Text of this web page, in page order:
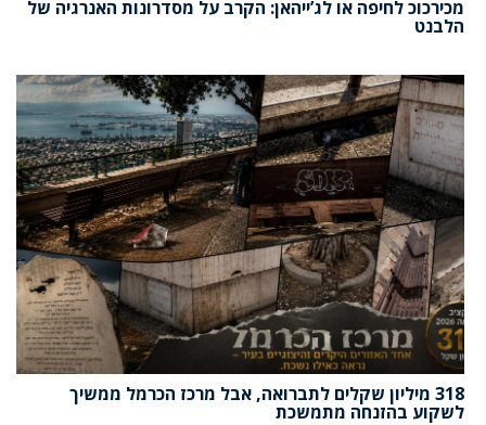
מכירכוכ לחיפה או לג’ייהאן: הקרב על מסדרונות האנרגיה של
הלבנט
318 מיליון שקלים לתברואה, אבל מרכז הכרמל ממשיך
לשקוע בהזנחה מתמשכת